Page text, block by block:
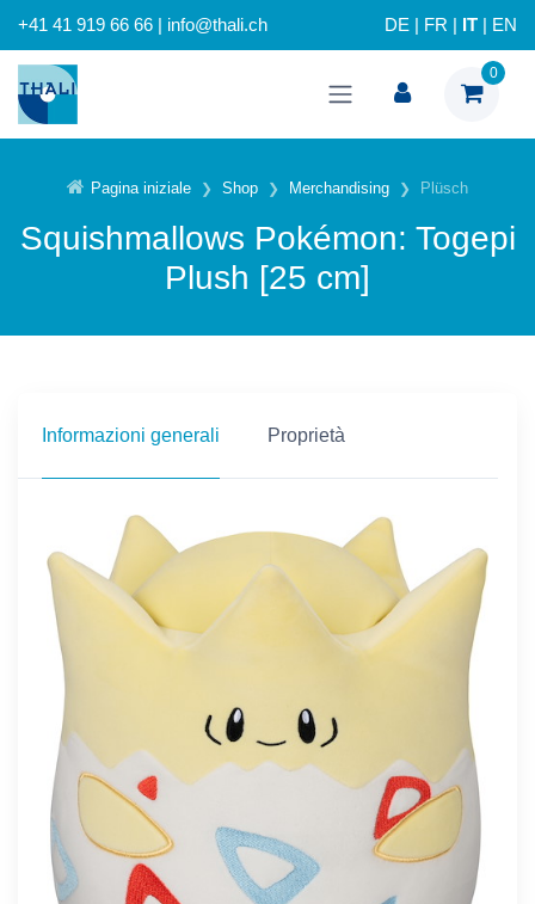
+41 41 919 66 66 | info@thali.ch DE FR IT EN
0
Pagina iniziale Shop Merchandising Plüsch
Squishmallows Pokémon: Togepi
Plush [25 cm]
Informazioni generali Proprietà